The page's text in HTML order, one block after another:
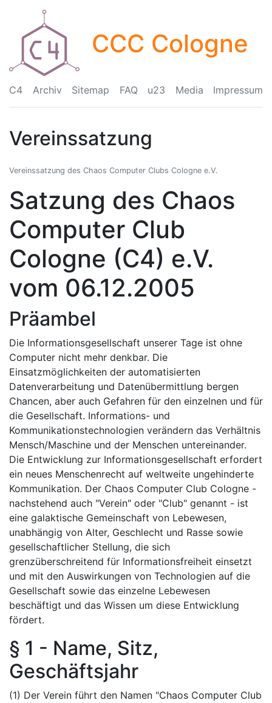
CCC Cologne
C4 Archiv Sitemap FAQ u23 Media Impressum
Vereinssatzung
Vereinssatzung des Chaos Computer Clubs Cologne e.V.
Satzung des Chaos
Computer Club
Cologne (C4) e.V.
vom 06.12.2005
Präambel
Die Informationsgesellschaft unserer Tage ist ohne
Computer nicht mehr denkbar. Die
Einsatzmöglichkeiten der automatisierten
Datenverarbeitung und Datenübermittlung bergen
Chancen, aber auch Gefahren für den einzelnen und für
die Gesellschaft. Informations- und
Kommunikationstechnologien verändern das Verhältnis
Mensch/Maschine und der Menschen untereinander.
Die Entwicklung zur Informationsgesellschaft erfordert
ein neues Menschenrecht auf weltweite ungehinderte
Kommunikation. Der Chaos Computer Club Cologne -
nachstehend auch "Verein" oder "Club" genannt - ist
eine galaktische Gemeinschaft von Lebewesen,
unabhängig von Alter, Geschlecht und Rasse sowie
gesellschaftlicher Stellung, die sich
grenzüberschreitend für Informationsfreiheit einsetzt
und mit den Auswirkungen von Technologien auf die
Gesellschaft sowie das einzelne Lebewesen
beschäftigt und das Wissen um diese Entwicklung
fördert.
§ 1 - Name, Sitz,
Geschäftsjahr
(1) Der Verein führt den Namen "Chaos Computer Club